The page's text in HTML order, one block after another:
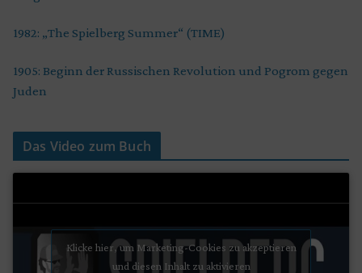
1982: „The Spielberg Summer“ (TIME)
1905: Beginn der Russischen Revolution und Pogrom gegen
Juden
Das Video zum Buch
Klicke hier, um Marketing-Cookies zu akzeptieren
und diesen Inhalt zu aktivieren